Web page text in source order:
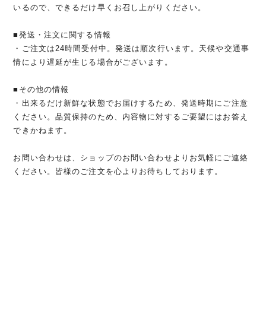
いるので、できるだけ早くお召し上がりください。
■発送・注文に関する情報
・ご注文は24時間受付中。発送は順次行います。天候や交通事
情により遅延が生じる場合がございます。
■その他の情報
・出来るだけ新鮮な状態でお届けするため、発送時期にご注意
ください。品質保持のため、内容物に対するご要望にはお答え
できかねます。
お問い合わせは、ショップのお問い合わせよりお気軽にご連絡
ください。皆様のご注文を心よりお待ちしております。